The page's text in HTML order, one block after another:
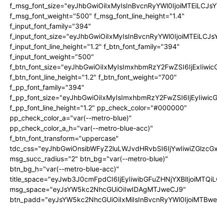
f_msg_font_weight="500" f_msg_font_line_height="1.4"
f_input_font_family="394"
f_input_font_line_height="1.2" f_btn_font_family="394"
f_input_font_weight="500"
f_btn_font_line_height="1.2" f_btn_font_weight="700"
f_pp_font_family="394"
f_pp_font_line_height="1.2" pp_check_color="#000000"
pp_check_color_a="var(--metro-blue)"
pp_check_color_a_h="var(--metro-blue-acc)"
f_btn_font_transform="uppercase"
msg_succ_radius="2" btn_bg="var(--metro-blue)"
btn_bg_h="var(--metro-blue-acc)"
msg_space="eyJsYW5kc2NhcGUiOiIwIDAgMTJweCJ9"